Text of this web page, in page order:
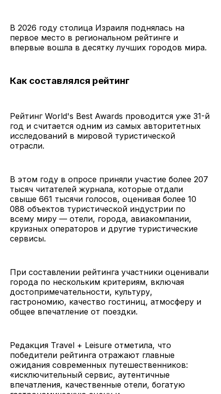
В 2026 году столица Израиля поднялась на
первое место в региональном рейтинге и
впервые вошла в десятку лучших городов мира.
Как составлялся рейтинг
Рейтинг World's Best Awards проводится уже 31-й
год и считается одним из самых авторитетных
исследований в мировой туристической
отрасли.
В этом году в опросе приняли участие более 207
тысяч читателей журнала, которые отдали
свыше 661 тысячи голосов, оценивая более 10
088 объектов туристической индустрии по
всему миру — отели, города, авиакомпании,
круизных операторов и другие туристические
сервисы.
При составлении рейтинга участники оценивали
города по нескольким критериям, включая
достопримечательности, культуру,
гастрономию, качество гостиниц, атмосферу и
общее впечатление от поездки.
Редакция Travel + Leisure отметила, что
победители рейтинга отражают главные
ожидания современных путешественников:
«исключительный сервис, аутентичные
впечатления, качественные отели, богатую